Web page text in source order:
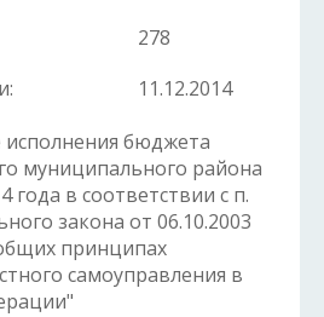
278
11.12.2014
исполнения бюджета
муниципального района
года в соответствии с п.
закона от 06.10.2003
принципах
самоуправления в